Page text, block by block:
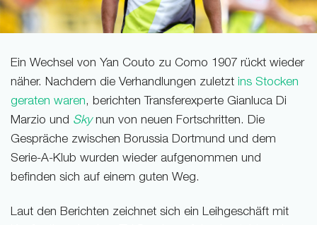
Ein Wechsel von Yan Couto zu Como 1907 rückt wieder
näher. Nachdem die Verhandlungen zuletzt ins Stocken
geraten waren, berichten Transferexperte Gianluca Di
Marzio und Skynun von neuen Fortschritten. Die
Gespräche zwischen Borussia Dortmund und dem
Serie-A-Klub wurden wieder aufgenommen und
befinden sich auf einem guten Weg.
Laut den Berichten zeichnet sich ein Leihgeschäft mit